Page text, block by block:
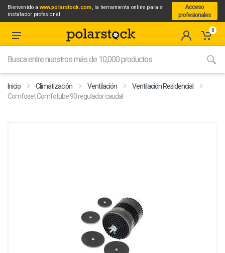
Bienvenido awww.polarstock.com, la herramienta online para el
instalador profesional
Acceso
profesionales
0
Inicio Climatización Ventilación
Ventilación Residencial
Comfoset Comfotube 90 regulador caudal